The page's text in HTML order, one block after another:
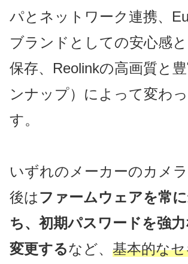
パとネットワーク連携、
ブランドとしての安心感
保存、Reolinkの高画質と
ンナップ）によって変わ
す。
いずれのメーカーのカメ
後はファームウェアを常
ち、初期パスワードを強
変更するなど、 基本的な